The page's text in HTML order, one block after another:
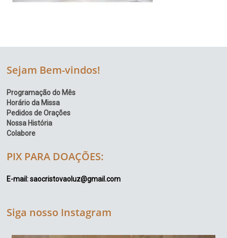
Sejam Bem-vindos!
Programação do Mês
Horário da Missa
Pedidos de Orações
Nossa História
Colabore
PIX PARA DOAÇÕES:
E-mail: saocristovaoluz@gmail.com
Siga nosso Instagram